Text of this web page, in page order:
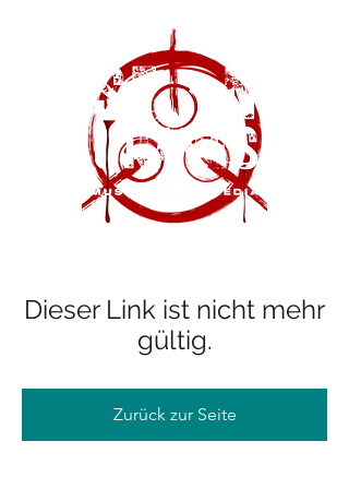
Dieser Link ist nicht mehr
gültig.
Zurück zur Seite